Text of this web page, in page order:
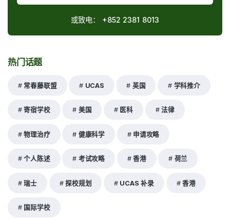
或致电： +852 2381 8013
热门话题
常春藤联盟 UCAS 英国 学科推介
寄宿学校 美国 医科 法律
物理治疗 健康科学 申请攻略
个人陈述 考试攻略 香港 荷兰
瑞士 探校规划 UCAS 补录 香港
国际学校